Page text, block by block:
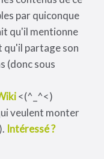
par quiconque
qu'il mentionne
qu'il partage son
(donc sous
<(^_^<)
veulent monter
Intéressé ?